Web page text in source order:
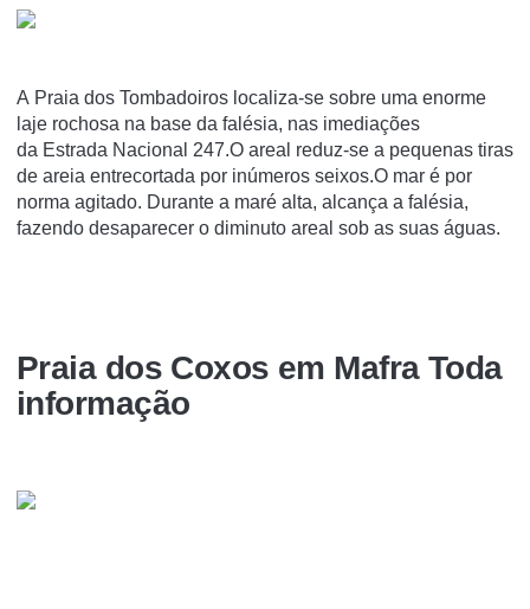
A Praia dos Tombadoiros localiza-se sobre uma enorme
laje rochosa na base da falésia, nas imediações
da Estrada Nacional 247.O areal reduz-se a pequenas tiras
de areia entrecortada por inúmeros seixos.O mar é por
norma agitado. Durante a maré alta, alcança a falésia,
fazendo desaparecer o diminuto areal sob as suas águas.
Praia dos Coxos em Mafra Toda
informação